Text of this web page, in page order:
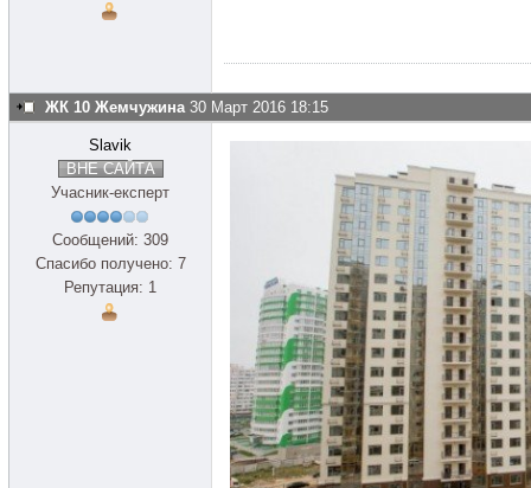
ЖК 10 Жемчужина 30 Март 2016 18:15
Slavik
ВНЕ САЙТА
Учасник-експерт
Сообщений: 309
Спасибо получено: 7
Репутация: 1